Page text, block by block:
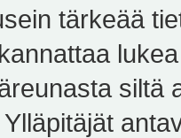
tärkeää
siltä